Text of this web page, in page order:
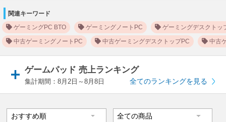
関連キーワード
ゲーミングPC BTO
ゲーミングノートPC
ゲーミングデスクトッ
中古ゲーミングノートPC
中古ゲーミングデスクトップPC 中古
ゲームパッド 売上ランキング
集計期間：8月2日～8月8日 全てのランキングを見る